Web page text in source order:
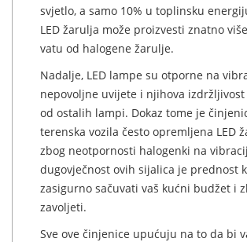
svjetlo, a samo 10% u toplinsku
LED žarulja može proizvesti znatno
vatu od halogene žarulje.
Nadalje, LED lampe su otporne na
nepovoljne uvijete i njihova
od ostalih lampi. Dokaz tome je
terenska vozila često opremljena LED
zbog neotpornosti halogenki na
dugovječnost ovih sijalica je prednost
zasigurno sačuvati vaš kućni budžet i
zavoljeti.
Sve ove činjenice upućuju na to da bi